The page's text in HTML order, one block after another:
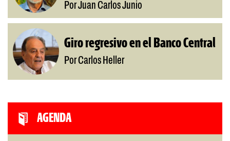
Por Juan Carlos Junio
Giro regresivo en el Banco Central
Por Carlos Heller
AGENDA